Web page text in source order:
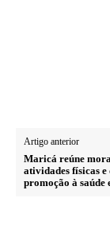
Artigo anterior
Maricá reúne
atividades físicas e
promoção à saúde